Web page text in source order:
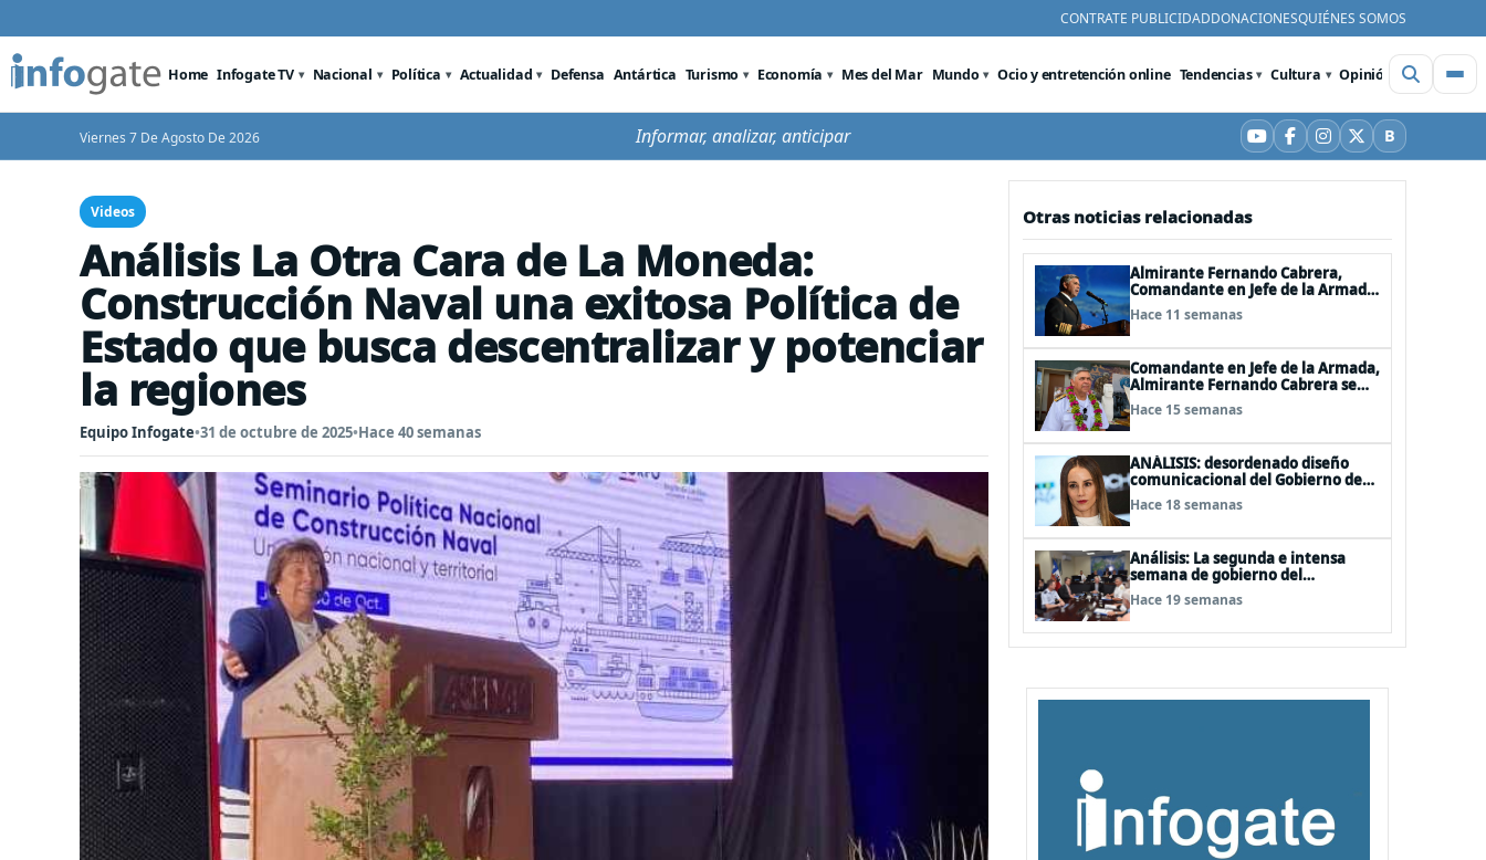
CONTRATE PUBLICIDADDONACIONESQUIÉNES SOMOS
Home Infogate TV Nacional Política Actualidad Defensa Antártica Turismo Economía Mes del Mar Mundo Ocio y entretención online Tendencias Cultura Opinión Videos
Viernes 7 De Agosto De 2026 Informar, analizar, anticipar YouTube
Facebook
Instagram
X BBluesky
Videos
Análisis La Otra Cara de La Moneda:
Construcción Naval una exitosa Política de
Estado que busca descentralizar y potenciar
la regiones
Equipo Infogate•31 de octubre de 2025•Hace 40 semanas
Otras noticias relacionadas
Almirante Fernando Cabrera,
Comandante en Jefe de la Armada:
"Somos una nación Americana,
Polinésica y Antártica; bioceánica
definen en el mar"
Hace 11 semanas
Comandante en Jefe de la Armada,
Almirante Fernando Cabrera se
refiere al trabajo que realiza la
Armada en Rapa Nui
Hace 15 semanas
ANÁLISIS: desordenado diseño
comunicacional del Gobierno de
Kast
Hace 18 semanas
Análisis: La segunda e intensa
semana de gobierno del
Presidente Kast
Hace 19 semanas